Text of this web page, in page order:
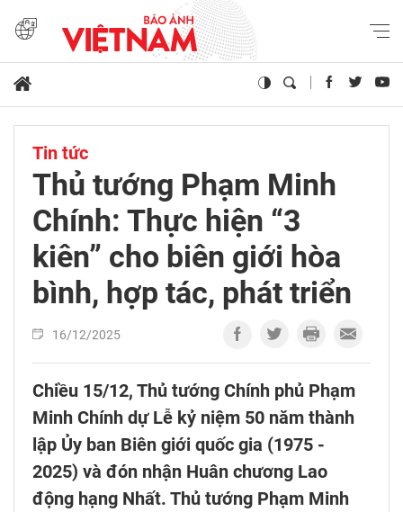
Tin tức
Thủ tướng Phạm Minh
Chính: Thực hiện “3
kiên” cho biên giới hòa
bình, hợp tác, phát triển
16/12/2025
Chiều 15/12, Thủ tướng Chính phủ Phạm
Minh Chính dự Lễ kỷ niệm 50 năm thành
lập Ủy ban Biên giới quốc gia (1975 -
2025) và đón nhận Huân chương Lao
động hạng Nhất. Thủ tướng Phạm Minh